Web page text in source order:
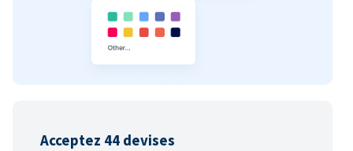
Acceptez 44 devises